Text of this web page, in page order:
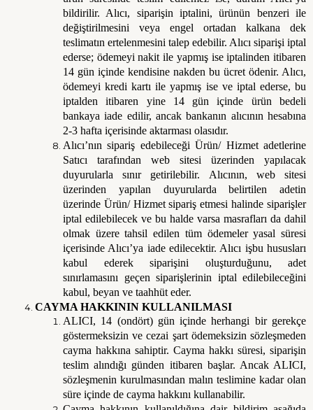
bildirilir. Alıcı, siparişin iptalini, ürünün benzeri ile
değiştirilmesini veya engel ortadan kalkana dek
teslimatın ertelenmesini talep edebilir. Alıcı siparişi iptal
ederse; ödemeyi nakit ile yapmış ise iptalinden itibaren
14 gün içinde kendisine nakden bu ücret ödenir. Alıcı,
ödemeyi kredi kartı ile yapmış ise ve iptal ederse, bu
iptalden itibaren yine 14 gün içinde ürün bedeli
bankaya iade edilir, ancak bankanın alıcının hesabına
2-3 hafta içerisinde aktarması olasıdır.
Alıcı’nın sipariş edebileceği Ürün/ Hizmet adetlerine
Satıcı tarafından web sitesi üzerinden yapılacak
duyurularla sınır getirilebilir. Alıcının, web sitesi
üzerinden yapılan duyurularda belirtilen adetin
üzerinde Ürün/ Hizmet sipariş etmesi halinde siparişler
iptal edilebilecek ve bu halde varsa masrafları da dahil
olmak üzere tahsil edilen tüm ödemeler yasal süresi
içerisinde Alıcı’ya iade edilecektir. Alıcı işbu hususları
kabul ederek siparişini oluşturduğunu, adet
sınırlamasını geçen siparişlerinin iptal edilebileceğini
kabul, beyan ve taahhüt eder.
CAYMA HAKKININ KULLANILMASI
ALICI, 14 (ondört) gün içinde herhangi bir gerekçe
göstermeksizin ve cezai şart ödemeksizin sözleşmeden
cayma hakkına sahiptir. Cayma hakkı süresi, siparişin
teslim alındığı günden itibaren başlar. Ancak ALICI,
sözleşmenin kurulmasından malın teslimine kadar olan
süre içinde de cayma hakkını kullanabilir.